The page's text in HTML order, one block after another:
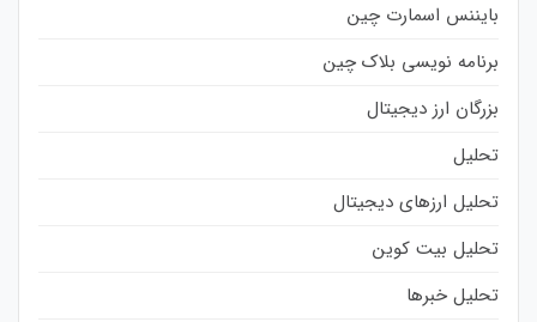
بایننس اسمارت چین
برنامه نویسی بلاک چین
بزرگان ارز دیجیتال
تحلیل
تحلیل ارزهای دیجیتال
تحلیل بیت کوین
تحلیل خبرها